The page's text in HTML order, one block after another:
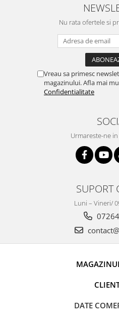
Nu rata ofertele si
Vreau sa primesc
magazinului. Afla mai
Confidentialitate
Urmareste-ne
SUPORT
Luni – Vineri/
DATE